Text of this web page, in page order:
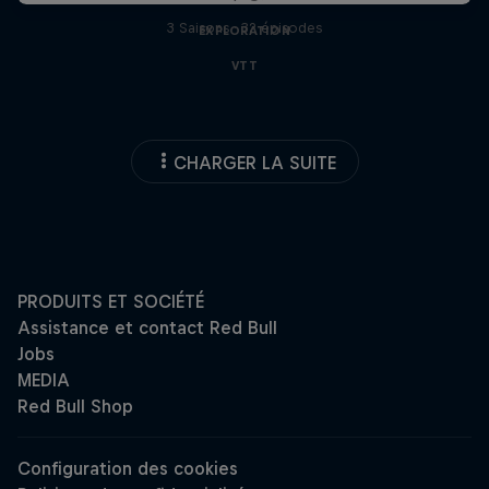
EXPLORATION
3 Saisons · 32 épisodes
VTT
CHARGER LA SUITE